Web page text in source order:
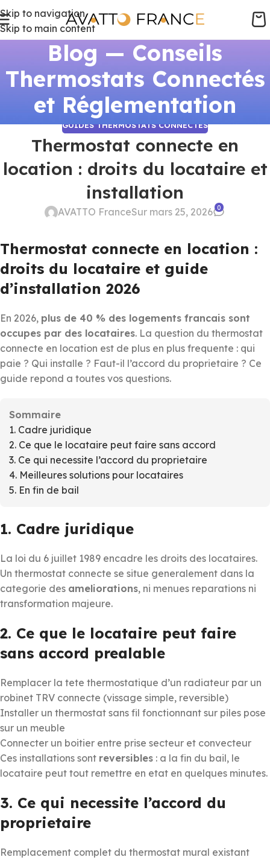
Skip to navigation
Skip to main content
Blog — Conseils
Thermostats Connectés
et Réglementation
GUIDES THERMOSTATS CONNECTÉS
Thermostat connecte en
location : droits du locataire et
installation
AVATTO FranceSur mars 25, 2026 0
Thermostat connecte en location :
droits du locataire et guide
d’installation 2026
En 2026, plus de 40 % des logements francais sont
occupes par des locataires. La question du thermostat
connecte en location est de plus en plus frequente : qui
paie ? Qui installe ? Faut-il l’accord du proprietaire ? Ce
guide repond a toutes vos questions.
Sommaire
1. Cadre juridique
2. Ce que le locataire peut faire sans accord
3. Ce qui necessite l’accord du proprietaire
4. Meilleures solutions pour locataires
5. En fin de bail
1. Cadre juridique
La loi du 6 juillet 1989 encadre les droits des locataires.
Un thermostat connecte se situe generalement dans la
categorie des ameliorations, ni menues reparations ni
transformation majeure.
2. Ce que le locataire peut faire
sans accord prealable
Remplacer la tete thermostatique d’un radiateur par un
robinet TRV connecte (vissage simple, reversible)
Installer un thermostat sans fil fonctionnant sur piles pose
sur un meuble
Connecter un boitier entre prise secteur et convecteur
Ces installations sont reversibles : a la fin du bail, le
locataire peut tout remettre en etat en quelques minutes.
3. Ce qui necessite l’accord du
proprietaire
Remplacement complet du thermostat mural existant